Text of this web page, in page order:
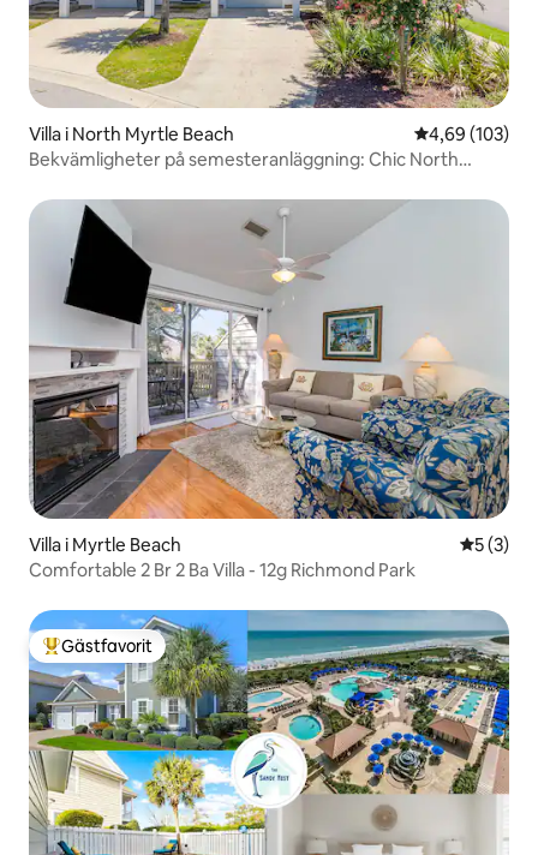
Villa i North Myrtle Beach 4,69 av 5 i
4,69 (103)
Bekvämligheter på semesteranläggning: Chic North
Villa i Myrtle Beach 5 av 5 i
5 (3)
Comfortable 2 Br 2 Ba Villa - 12g Richmond Park
Populär gästfavorit
Gästfavorit